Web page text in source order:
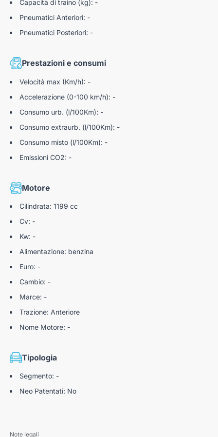
Capacità di traino (kg): -
Pneumatici Anteriori: -
Pneumatici Posteriori: -
Prestazioni e consumi
Velocità max (Km/h): -
Accelerazione (0-100 km/h): -
Consumo urb. (l/100Km): -
Consumo extraurb. (l/100Km): -
Consumo misto (l/100Km): -
Emissioni CO2: -
Motore
Cilindrata: 1199 cc
Cv: -
Kw: -
Alimentazione: benzina
Euro: -
Cambio: -
Marce: -
Trazione: Anteriore
Nome Motore: -
Tipologia
Segmento: -
Neo Patentati: No
Note legali